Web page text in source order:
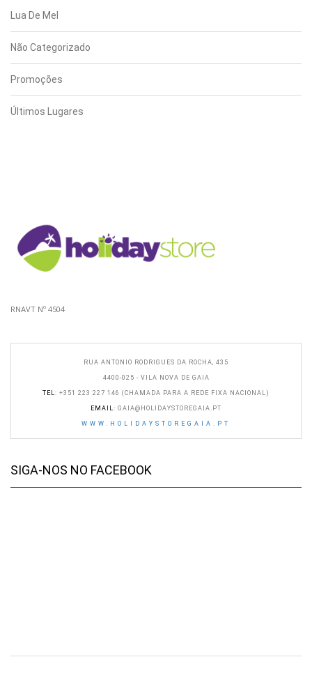
Lua De Mel
Não Categorizado
Promoções
Últimos Lugares
RNAVT Nº 4504
RUA ANTONIO RODRIGUES DA ROCHA, 435
4400-025 - VILA NOVA DE GAIA
TEL : +351 223 227 146 (CHAMADA PARA A REDE FIXA NACIONAL)
EMAIL : GAIA@HOLIDAYSTOREGAIA.PT
WWW.HOLIDAYSTOREGAIA.PT
SIGA-NOS NO FACEBOOK